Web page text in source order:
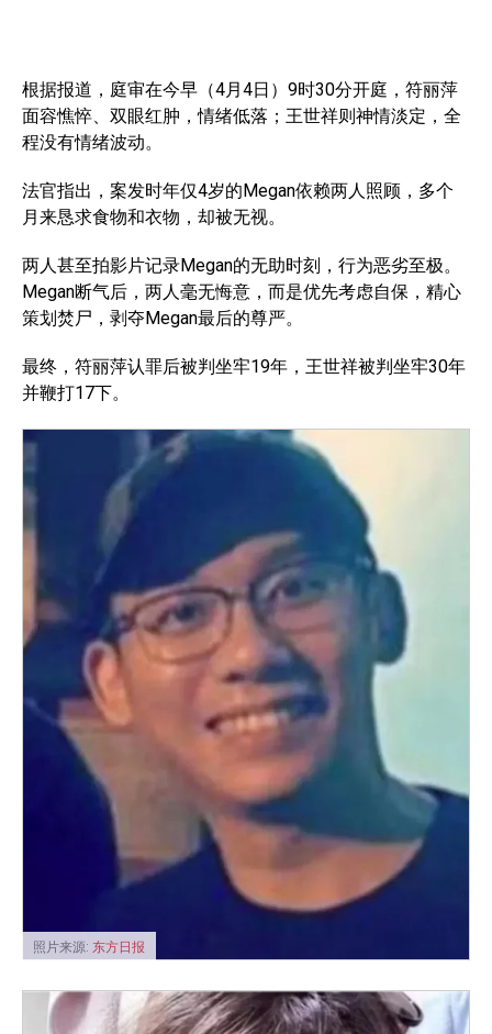
根据报道，庭审在今早（4月4日）9时30分开庭，符丽萍
面容憔悴、双眼红肿，情绪低落；王世祥则神情淡定，全
程没有情绪波动。
法官指出，案发时年仅4岁的Megan依赖两人照顾，多个
月来恳求食物和衣物，却被无视。
两人甚至拍影片记录Megan的无助时刻，行为恶劣至极。
Megan断气后，两人毫无悔意，而是优先考虑自保，精心
策划焚尸，剥夺Megan最后的尊严。
最终，符丽萍认罪后被判坐牢19年，王世祥被判坐牢30年
并鞭打17下。
照片来源: 东方日报